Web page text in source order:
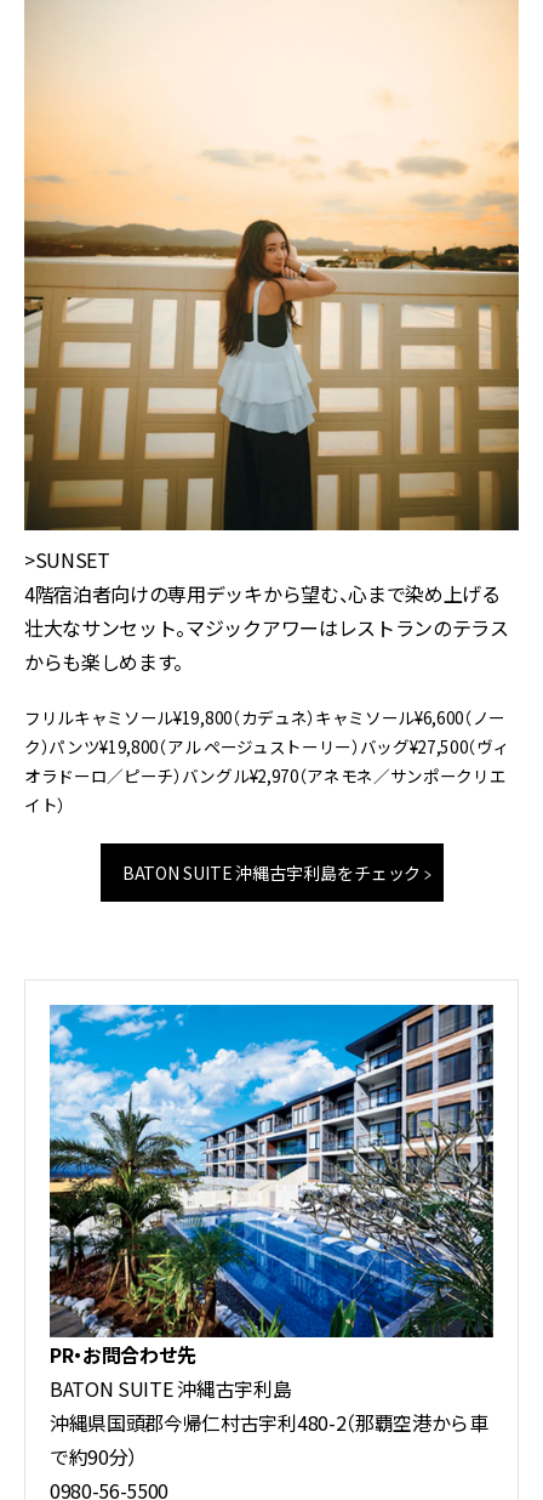
>SUNSET
4階宿泊者向けの専用デッキから望む、心まで染め上げる
壮大なサンセット。マジックアワーはレストランのテラス
からも楽しめます。
フリルキャミソール¥19,800（カデュネ）キャミソール¥6,600（ノー
ク）パンツ¥19,800（アル ページュストーリー）バッグ¥27,500（ヴィ
オラドーロ／ピーチ）バングル¥2,970（アネモネ／サンポークリエ
イト）
BATON SUITE 沖縄古宇利島をチェック
PR・お問合わせ先
BATON SUITE 沖縄古宇利島
沖縄県国頭郡今帰仁村古宇利480-2（那覇空港から車
で約90分）
0980-56-5500